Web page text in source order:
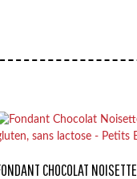
CHOCOLAT NOISETTE